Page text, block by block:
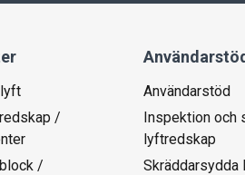
/
/
Användarstöd
Inspektion och
lyftredskap
Skräddarsydda